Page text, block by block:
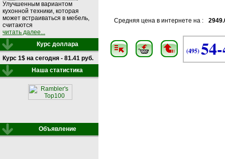
Улучшенным вариантом
кухонной техники, которая
может встраиваться в мебель,
считаются
читать далее...
Курс доллара
Курс 1$ на сегодня - 81.41 руб.
Наша статистика
Объявление
Средняя цена в интернете на :
(495)